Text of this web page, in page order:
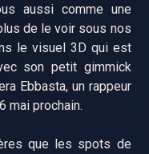
aussi comme une
de le voir sous nos
le visuel 3D qui est
son petit gimmick
Ebbasta, un rappeur
mai prochain.
que les spots de